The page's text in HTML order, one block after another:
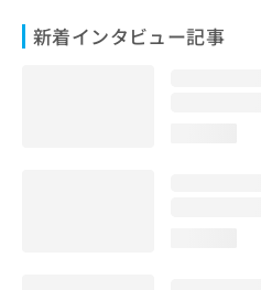
新着インタビュー記事